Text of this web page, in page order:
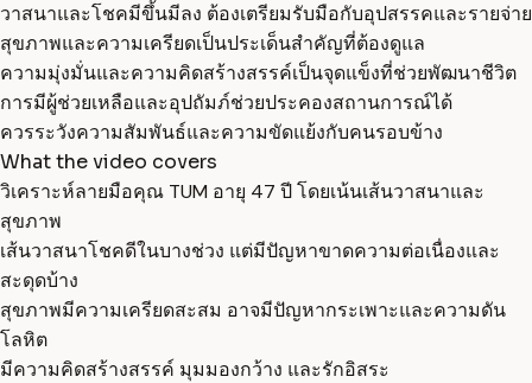
วาสนาและโชคมีขึ้นมีลง ต้องเตรียมรับมือกับอุปสรรคและรายจ่าย
สุขภาพและความเครียดเป็นประเด็นสำคัญที่ต้องดูแล
ความมุ่งมั่นและความคิดสร้างสรรค์เป็นจุดแข็งที่ช่วยพัฒนาชีวิต
การมีผู้ช่วยเหลือและอุปถัมภ์ช่วยประคองสถานการณ์ได้
ควรระวังความสัมพันธ์และความขัดแย้งกับคนรอบข้าง
What the video covers
วิเคราะห์ลายมือคุณ TUM อายุ 47 ปี โดยเน้นเส้นวาสนาและ
สุขภาพ
เส้นวาสนาโชคดีในบางช่วง แต่มีปัญหาขาดความต่อเนื่องและ
สะดุดบ้าง
สุขภาพมีความเครียดสะสม อาจมีปัญหากระเพาะและความดัน
โลหิต
มีความคิดสร้างสรรค์ มุมมองกว้าง และรักอิสระ